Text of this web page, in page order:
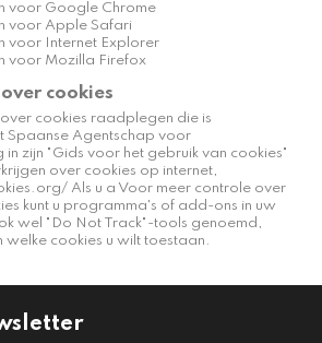
voor Google Chrome
voor Apple Safari
voor
Internet Explorer
voor Mozilla Firefox
cookies
cookies raadplegen die is
Spaanse Agentschap voor
in zijn "Gids voor het gebruik van cookies"
over cookies op internet,
Als u a Voor meer controle over
kunt u programma's of add-ons in uw
wel "Do Not Track"-tools genoemd,
welke cookies u wilt toestaan.